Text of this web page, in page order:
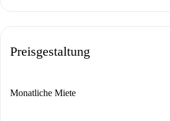
Preisgestaltung
Monatliche Miete